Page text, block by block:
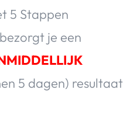
5 Stappen
je een
5 dagen) resultaat